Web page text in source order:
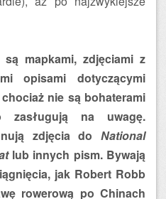
są mapkami, zdjęciami z
opisami dotyczącymi
nie są bohaterami
zasługują na uwagę.
zdjęcia do National
lub innych pism. Bywają
jak Robert Robb
rowerową po Chinach